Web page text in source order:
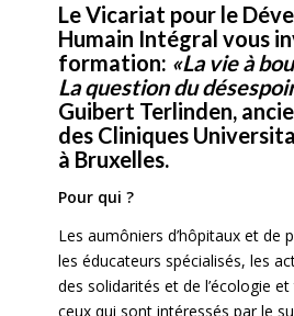
Le Vicariat pour le
Humain Intégral vous
formation: «La vie à
La question du
Guibert Terlinden,
des Cliniques
à Bruxelles.
Pour qui ?
Les aumôniers d’hôpitaux et de
les éducateurs spécialisés, les
des solidarités et de l’écologie
ceux qui sont intéressés par le